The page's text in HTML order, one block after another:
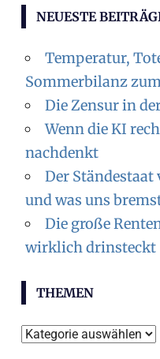
NEUESTE
Temperatur,
Sommerbilanz
Die Zensur in
Wenn die KI
nachdenkt
Der
und was uns
Die große
wirklich drinsteckt
THEMEN
Themen